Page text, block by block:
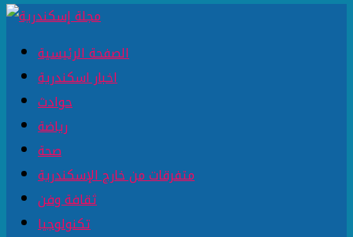
الصفحة الرئيسية
اخبار اسكندرية
حوادث
رياضة
صحة
متفرقات من خارج الإسكندرية
ثقافة وفن
تكنولوجيا